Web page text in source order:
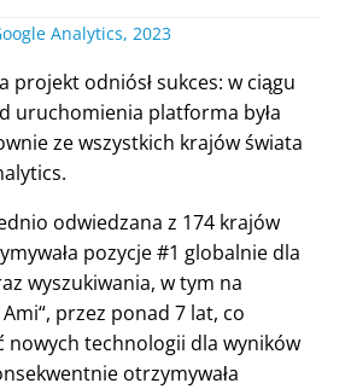
Analytics, 2023
projekt odniósł sukces: w ciągu
uruchomienia platforma była
ze wszystkich krajów świata
odwiedzana z 174 krajów
pozycje #1 globalnie dla
wyszukiwania, w tym na
, przez ponad 7 lat, co
nowych technologii dla wyników
otrzymywała